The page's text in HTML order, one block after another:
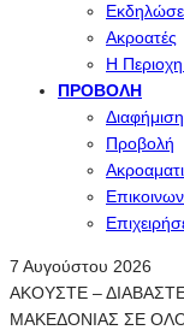
Ακροατές
Η
ΠΡΟΒΟΛΉ
Διαφήμιση
Προβολή
7 Αυγούστου 2026
ΑΚΟΥΣΤΕ –
ΜΑΚΕΔΟΝΙΑΣ ΣΕ